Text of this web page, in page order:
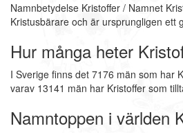
Namnbetydelse Kristoffer / Namnet
Kristusbärare och är ursprungligen ett
Hur många heter
I Sverige finns det 7176 män som har
varav 13141 män har Kristoffer som
Namntoppen i världen